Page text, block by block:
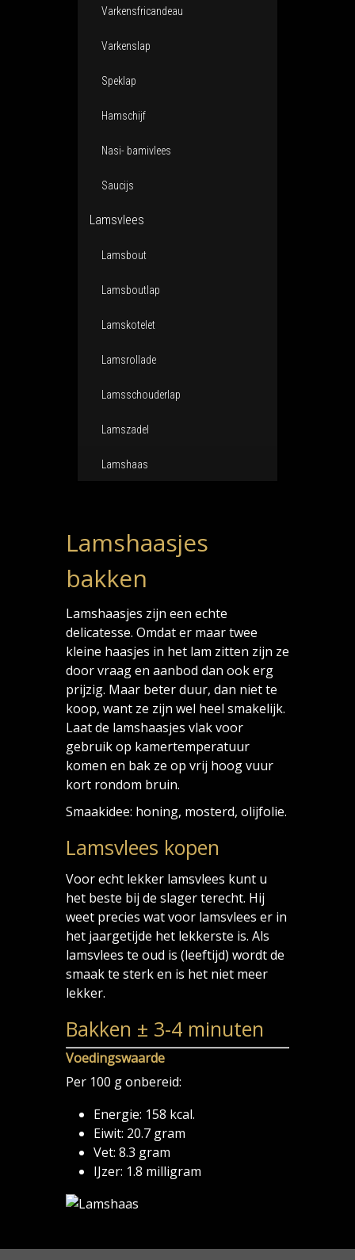
Varkensfricandeau
Varkenslap
Speklap
Hamschijf
Nasi- bamivlees
Saucijs
Lamsvlees
Lamsbout
Lamsboutlap
Lamskotelet
Lamsrollade
Lamsschouderlap
Lamszadel
Lamshaas
Lamshaasjes
bakken
Lamshaasjes zijn een echte
delicatesse. Omdat er maar twee
kleine haasjes in het lam zitten zijn ze
door vraag en aanbod dan ook erg
prijzig. Maar beter duur, dan niet te
koop, want ze zijn wel heel smakelijk.
Laat de lamshaasjes vlak voor
gebruik op kamertemperatuur
komen en bak ze op vrij hoog vuur
kort rondom bruin.
Smaakidee: honing, mosterd, olijfolie.
Lamsvlees kopen
Voor echt lekker lamsvlees kunt u
het beste bij de slager terecht. Hij
weet precies wat voor lamsvlees er in
het jaargetijde het lekkerste is. Als
lamsvlees te oud is (leeftijd) wordt de
smaak te sterk en is het niet meer
lekker.
Bakken ± 3-4 minuten
Voedingswaarde
Per 100 g onbereid:
Energie: 158 kcal.
Eiwit: 20.7 gram
Vet: 8.3 gram
IJzer: 1.8 milligram